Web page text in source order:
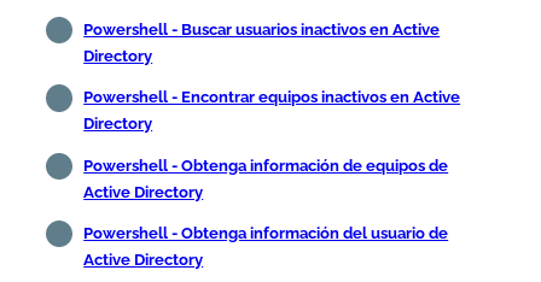
Powershell - Buscar usuarios inactivos en Active
Directory
Powershell - Encontrar equipos inactivos en Active
Directory
Powershell - Obtenga información de equipos de
Active Directory
Powershell - Obtenga información del usuario de
Active Directory